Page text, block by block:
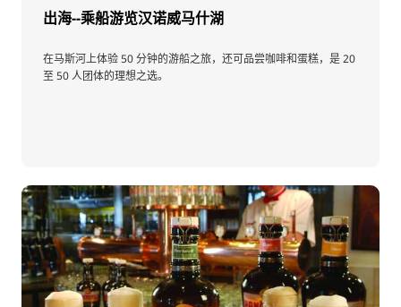
出海--乘船游览汉诺威马什湖
在马斯河上体验 50 分钟的游船之旅，还可品尝咖啡和蛋糕，是 20
至 50 人团体的理想之选。